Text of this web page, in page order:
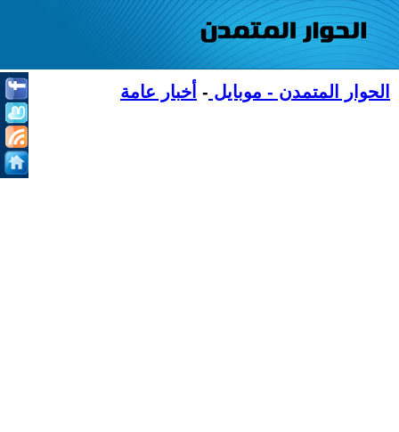
الحوار المتمدن - موبايل - أخبار عامة